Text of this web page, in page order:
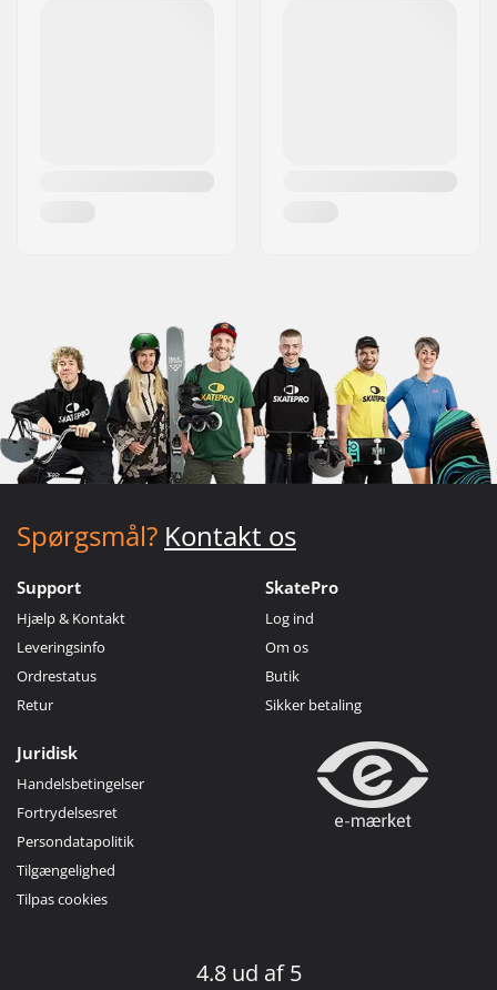
Spørgsmål? Kontakt os
Support
Hjælp & Kontakt
Leveringsinfo
Ordrestatus
Retur
SkatePro
Log ind
Om os
Butik
Sikker betaling
Juridisk
Handelsbetingelser
Fortrydelsesret
Persondatapolitik
Tilgængelighed
Tilpas cookies
4.8 ud af 5